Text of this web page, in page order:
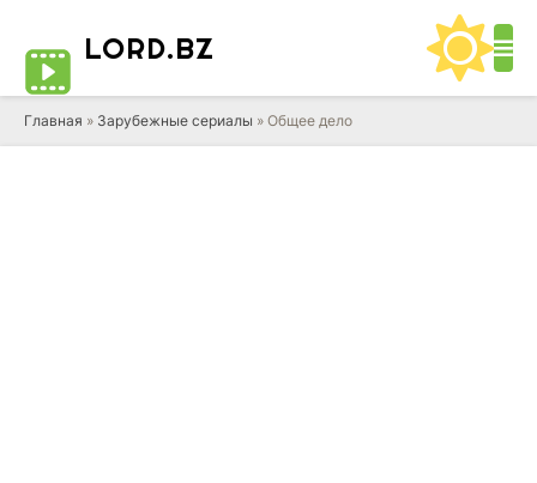
LORD.BZ
Главная » Зарубежные сериалы » Общее дело